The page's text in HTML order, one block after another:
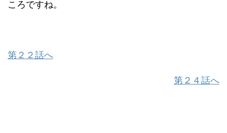
ころですね。
第２２話へ
第２４話へ